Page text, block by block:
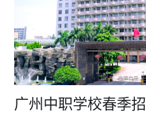
广州中职学校春季